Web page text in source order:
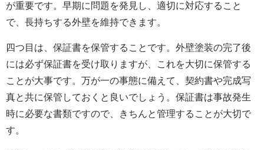
が重要です。早期に問題を発見し、適切に対応すること
で、長持ちする外壁を維持できます。
四つ目は、保証書を保管することです。外壁塗装の完了後
には必ず保証書を受け取りますが、これを大切に保管する
ことが大事です。万が一の事態に備えて、契約書や完成写
真と共に保管しておくと良いでしょう。保証書は事故発生
時に必要な書類ですので、きちんと管理することが大切で
す。